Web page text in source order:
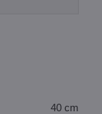
40 cm